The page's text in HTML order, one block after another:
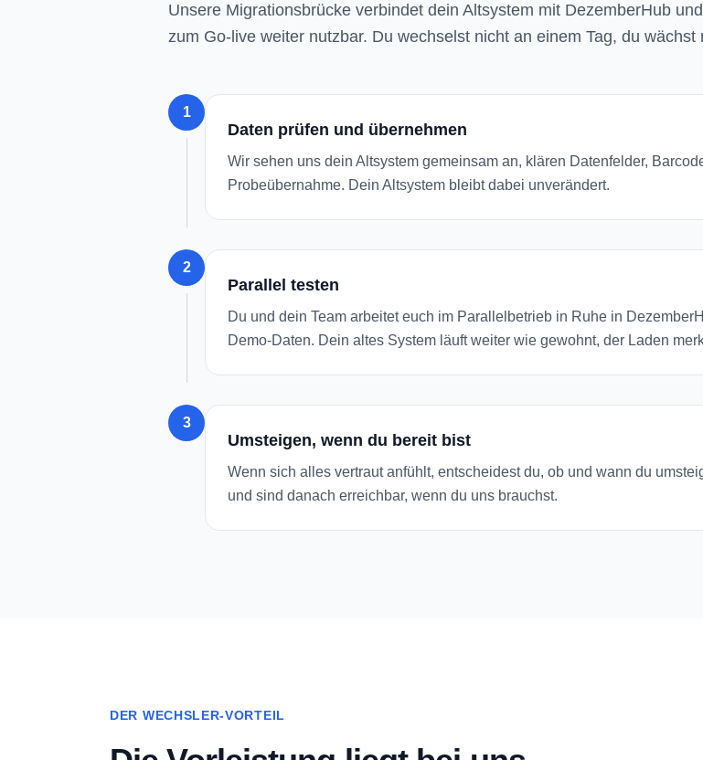
Unsere Migrationsbrücke verbindet dein Altsystem mit DezemberHub
zum Go-live weiter nutzbar. Du wechselst nicht an einem Tag, du wächst
1
Daten prüfen und übernehmen
Wir sehen uns dein Altsystem gemeinsam an, klären Datenfelder,
Probeübernahme. Dein Altsystem bleibt dabei unverändert.
2
Parallel testen
Du und dein Team arbeitet euch im Parallelbetrieb in Ruhe in
Demo-Daten. Dein altes System läuft weiter wie gewohnt, der Laden
3
Umsteigen, wenn du bereit bist
Wenn sich alles vertraut anfühlt, entscheidest du, ob und wann du
und sind danach erreichbar, wenn du uns brauchst.
DER WECHSLER-VORTEIL